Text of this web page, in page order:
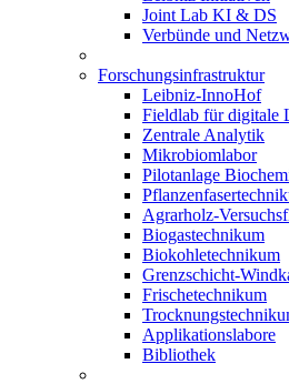
Joint Lab KI & DS
Verbünde und
Forschungsinfrastruktur
Leibniz-InnoHof
Fieldlab für digitale
Zentrale Analytik
Mikrobiomlabor
Pilotanlage
Agrarholz-
Biogastechnikum
Biokohletechnikum
Grenzschicht-
Frischetechnikum
Applikationslabore
Bibliothek